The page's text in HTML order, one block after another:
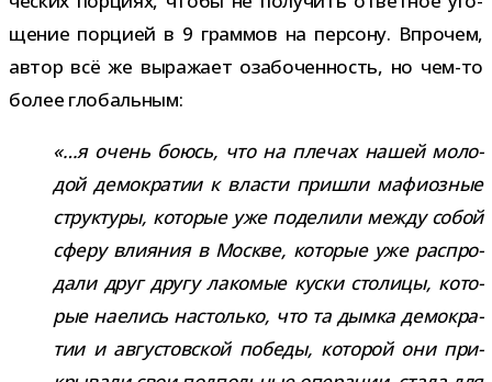
ще­ние пор­цией в 9 грам­мов на пер­сону. Впрочем,
автор всё же выра­жает оза­бо­чен­ность, но чем-​то
более глобальным:
«…я очень боюсь, что на пле­чах нашей моло­
дой демо­кра­тии к вла­сти при­шли мафи­оз­ные
струк­туры, кото­рые уже поде­лили между собой
сферу вли­я­ния в Москве, кото­рые уже рас­про­
дали друг другу лако­мые куски сто­лицы, кото­
рые наелись настолько, что та дымка демо­кра­
тии и авгу­стов­ской победы, кото­рой они при­